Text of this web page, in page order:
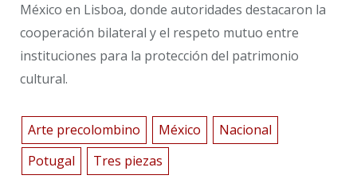
México en Lisboa, donde autoridades destacaron la
cooperación bilateral y el respeto mutuo entre
instituciones para la protección del patrimonio
cultural.
Arte precolombino México
Nacional
Potugal
Tres piezas